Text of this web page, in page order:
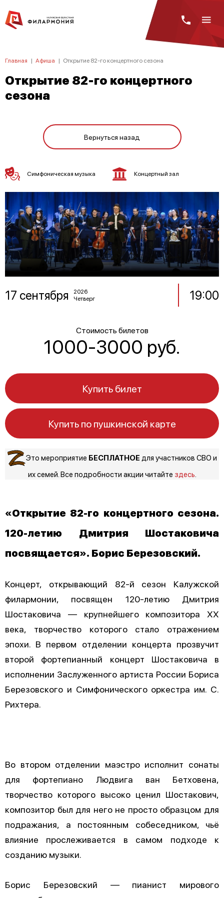
Главная | Афиша | Открытие 82-го концертного сезона
Открытие 82-го концертного
сезона
Вернуться назад
17 сентября
2026
Четверг
19:00
Стоимость билетов
1000-3000 руб.
Симфоническая музыка Концертный зал
Купить билет
Купить по пушкинской карте
Это мероприятие БЕСПЛАТНОЕ для участников СВО и
их семей. Все подробности акции читайте здесь
«Открытие 82-го концертного сезона.
120-летию Дмитрия Шостаковича
посвящается». Борис Березовский.
Концерт, открывающий 82-й сезон Калужской
филармонии, посвящен 120-летию Дмитрия
Шостаковича — крупнейшего композитора ХХ
века, творчество которого стало отражением
эпохи. В первом отделении концерта прозвучит
второй фортепианный концерт Шостаковича в
исполнении Заслуженного артиста России Бориса
Березовского и Симфонического оркестра им. С.
Рихтера.
Во втором отделении маэстро исполнит сонаты
для фортепиано Людвига ван Бетховена,
творчество которого высоко ценил Шостакович,
композитор был для него не просто образцом для
подражания, а постоянным собеседником, чьё
влияние прослеживается в самом подходе к
созданию музыки.
Борис Березовский — пианист мирового